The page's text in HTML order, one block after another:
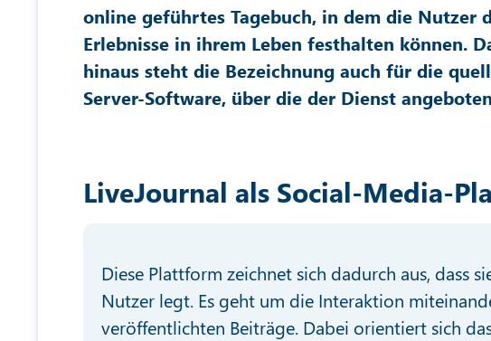
online geführtes Tagebuch, in dem die Nutzer
Erlebnisse in ihrem Leben festhalten können.
hinaus steht die Bezeichnung auch für die
Server-Software, über die der Dienst
LiveJournal als Social-Media-
Diese Plattform zeichnet sich dadurch aus, dass
Nutzer legt. Es geht um die Interaktion
veröffentlichten Beiträge. Dabei orientiert sich